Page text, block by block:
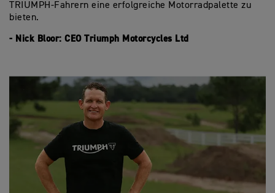
TRIUMPH-Fahrern eine erfolgreiche Motorradpalette zu
bieten.
- Nick Bloor: CEO Triumph Motorcycles Ltd